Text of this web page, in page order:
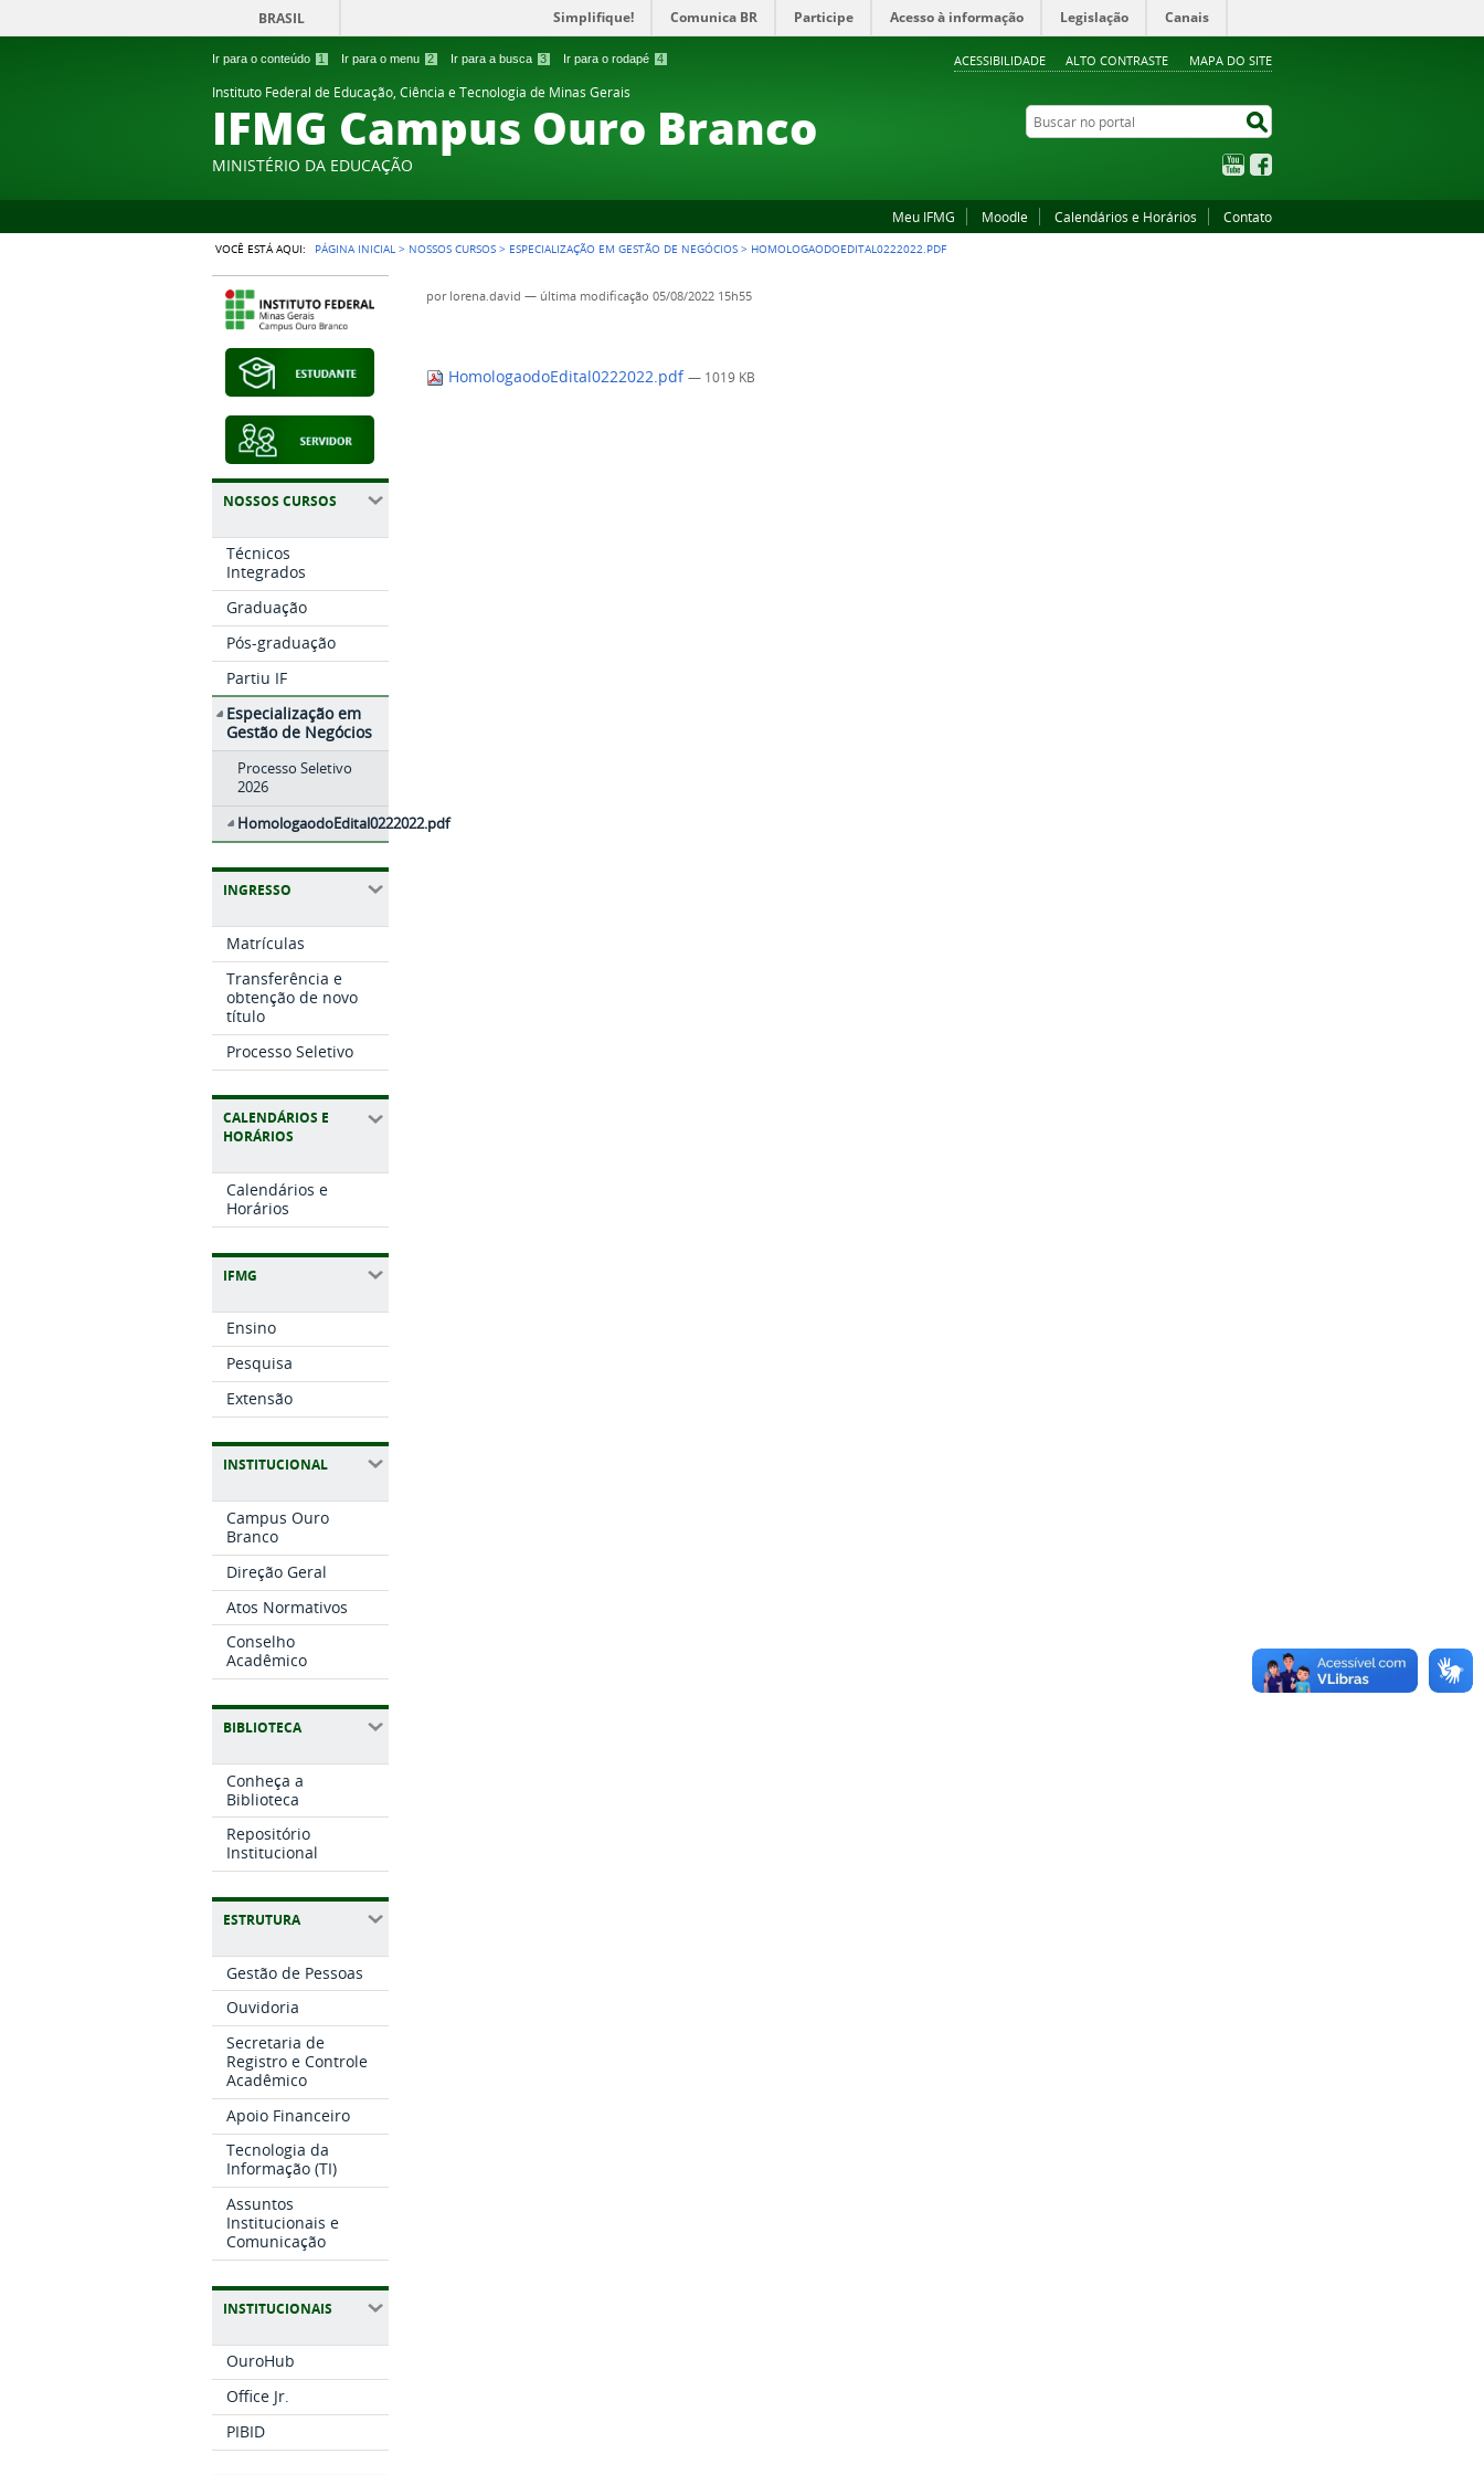
Ir para o conteúdo 1 Ir para o menu 2 Ir para a busca 3 Ir para o rodapé 4 ACESSIBILIDADE ALTO CONTRASTE MAPA DO SITE
BRASIL Simplifique! Comunica BR Participe Acesso à informação Legislação Canais
Instituto Federal de Educação, Ciência e Tecnologia de Minas Gerais
IFMG Campus Ouro Branco
MINISTÉRIO DA EDUCAÇÃO
Buscar no portal
YouTube
Meu IFMG Moodle Calendários e Horários Contato
VOCÊ ESTÁ AQUI: PÁGINA INICIAL > NOSSOS CURSOS > ESPECIALIZAÇÃO EM GESTÃO DE NEGÓCIOS > HOMOLOGAODOEDITAL0222022.PDF
NOSSOS CURSOS
Técnicos
Integrados
Graduação
Pós-graduação
Partiu IF
Especialização em
Gestão de Negócios
Processo Seletivo
2026
HomologaodoEdital0222022.pdf
INGRESSO
Matrículas
Transferência e
obtenção de novo
título
Processo Seletivo
CALENDÁRIOS E
HORÁRIOS
Calendários e
Horários
IFMG
Ensino
Pesquisa
Extensão
INSTITUCIONAL
Campus Ouro
Branco
Direção Geral
Atos Normativos
Conselho
Acadêmico
BIBLIOTECA
Conheça a
Biblioteca
Repositório
Institucional
ESTRUTURA
Gestão de Pessoas
Ouvidoria
Secretaria de
Registro e Controle
Acadêmico
Apoio Financeiro
Tecnologia da
Informação (TI)
Assuntos
Institucionais e
Comunicação
INSTITUCIONAIS
OuroHub
Office Jr.
PIBID
por lorena.david — última modificação 05/08/2022 15h55
HomologaodoEdital0222022.pdf— 1019 KB